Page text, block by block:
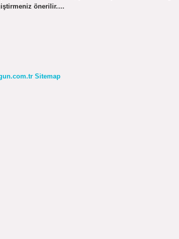
önerilir.…
Sitemap